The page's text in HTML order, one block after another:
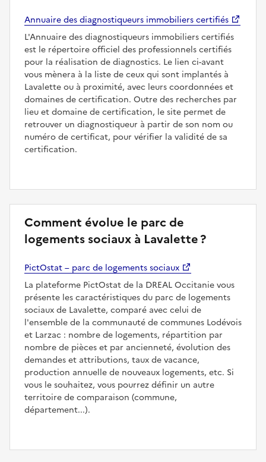
Annuaire des diagnostiqueurs immobiliers certifiés
L'Annuaire des diagnostiqueurs immobiliers certifiés
est le répertoire officiel des professionnels certifiés
pour la réalisation de diagnostics. Le lien ci-avant
vous mènera à la liste de ceux qui sont implantés à
Lavalette ou à proximité, avec leurs coordonnées et
domaines de certification. Outre des recherches par
lieu et domaine de certification, le site permet de
retrouver un diagnostiqueur à partir de son nom ou
numéro de certificat, pour vérifier la validité de sa
certification.
Comment évolue le parc de
logements sociaux à Lavalette ?
PictOstat – parc de logements sociaux
La plateforme PictOstat de la DREAL Occitanie vous
présente les caractéristiques du parc de logements
sociaux de Lavalette, comparé avec celui de
l'ensemble de la communauté de communes Lodévois
et Larzac : nombre de logements, répartition par
nombre de pièces et par ancienneté, évolution des
demandes et attributions, taux de vacance,
production annuelle de nouveaux logements, etc. Si
vous le souhaitez, vous pourrez définir un autre
territoire de comparaison (commune,
département...).